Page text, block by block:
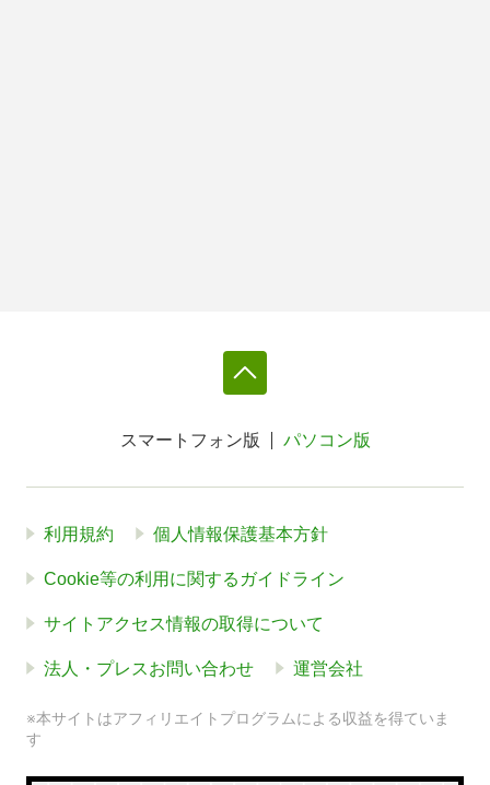
スマートフォン版 パソコン版
利用規約 個人情報保護基本方針
Cookie等の利用に関するガイドライン
サイトアクセス情報の取得について
法人・プレスお問い合わせ 運営会社
※本サイトはアフィリエイトプログラムによる収益を得ていま
す